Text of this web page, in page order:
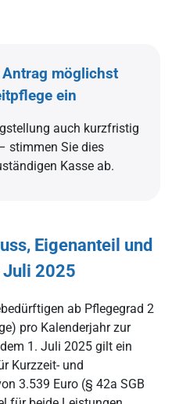
möglichst
ein
auch kurzfristig
stimmen Sie dies
Kasse ab.
Eigenanteil und
Juli 2025
ab Pflegegrad 2
pro Kalenderjahr zur
1. Juli 2025 gilt ein
Kurzzeit- und
3.539 Euro (§ 42a SGB